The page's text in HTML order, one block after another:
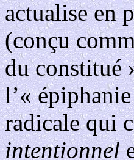
actualise en
(conçu
du constitué
l’«
radicale qui
intentionnel